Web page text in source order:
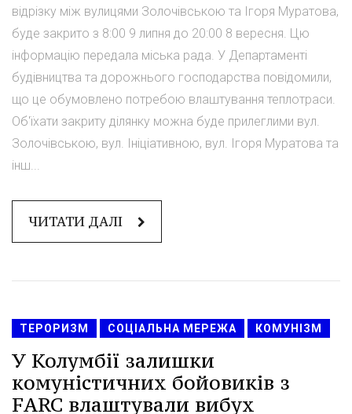
відрізку між вулицями Золочівською та Ігоря Муратова,
буде закрито з 8:00 9 липня до 20:00 8 вересня. Цю
інформацію передала міська рада. У Департаменті
будівництва та дорожнього господарства повідомили,
що це обумовлено потребою влаштування теплотраси.
Об'їхати закриту ділянку можна буде прилеглими вул.
Золочівською, вул. Ініціативною, вул. Ігоря Муратова та
інш...
ЧИТАТИ ДАЛІ
ТЕРОРИЗМ СОЦІАЛЬНА МЕРЕЖА КОМУНІЗМ
У Колумбії залишки
комуністичних бойовиків з
FARC влаштували вибух